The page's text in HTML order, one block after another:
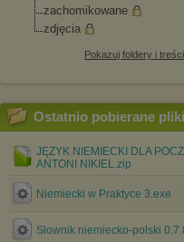
zachomikowane
zdjęcia
Pokazuj foldery i treści
Ostatnio pobierane pliki
JĘZYK NIEMIECKI DLA
ANTONI NIKIEL.zip
Niemiecki w Praktyce 3.exe
Słownik niemiecko-polski